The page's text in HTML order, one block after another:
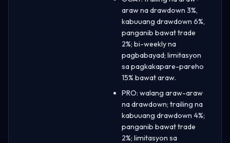
araw na drawdown 3%,
kabuuang drawdown 6%,
panganib bawat trade
2%; bi-weekly na
pagbabayad; limitasyon
sa pagkakapare-pareho
15% bawat araw.
PRO: walang araw-araw
na drawdown; trailing na
kabuuang drawdown 4%;
panganib bawat trade
2%; limitasyon sa